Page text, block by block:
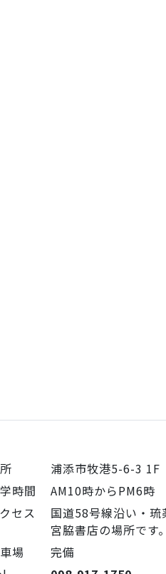
浦添市牧港5-6-3 1F
時間
AM10時からPM6時
セス
国道58号線沿い・琉
宮脇書店の場所です。
場
完備